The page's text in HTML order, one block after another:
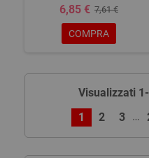
6,85 € 7,61 €
COMPRA
Visualizzati
1
2 3 …